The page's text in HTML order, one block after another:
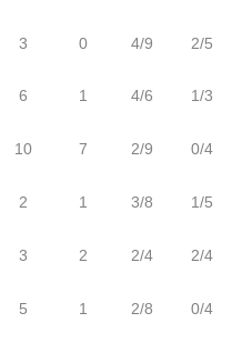
3
6
10
2
3
5
0
1
7
1
2
1
4/9
4/6
2/9
3/8
2/4
2/8
2/5
1/3
0/4
1/5
2/4
0/4